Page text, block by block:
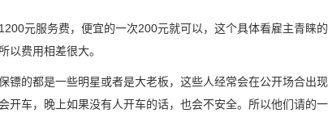
元服务费，便宜的一次200元就可以，这个具体看雇主青睐
以费用相差很大。
镖的都是一些明星或者是大老板，这些人经常会在公开场合出
车，晚上如果没有人开车的话，也会不安全。所以他们请的